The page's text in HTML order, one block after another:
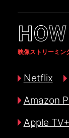
映像ストリーミン
Netflix
Amazon
Apple TV+